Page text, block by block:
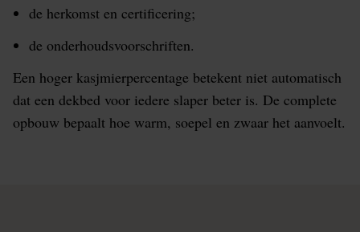
de herkomst en certificering;
de onderhoudsvoorschriften.
Een hoger kasjmierpercentage betekent niet automatisch
dat een dekbed voor iedere slaper beter is. De complete
opbouw bepaalt hoe warm, soepel en zwaar het aanvoelt.